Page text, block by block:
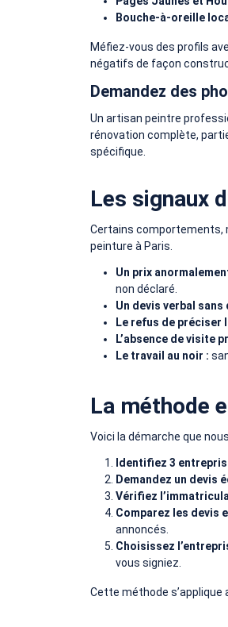
Bouche-à-oreille
Méfiez-vous des profils
négatifs de façon
Demandez des
Un artisan peintre
rénovation complète,
spécifique.
Les signaux
Certains comportements,
peinture à Paris.
Un prix
non déclaré.
Un devis verbal
Le refus de préciser
L’absence de visite
Le travail au noir :
La méthode
Voici la démarche que
Identifiez 3
Demandez un devis
Vérifiez
Comparez les devis
annoncés.
Choisissez
vous signiez.
Cette méthode s’applique